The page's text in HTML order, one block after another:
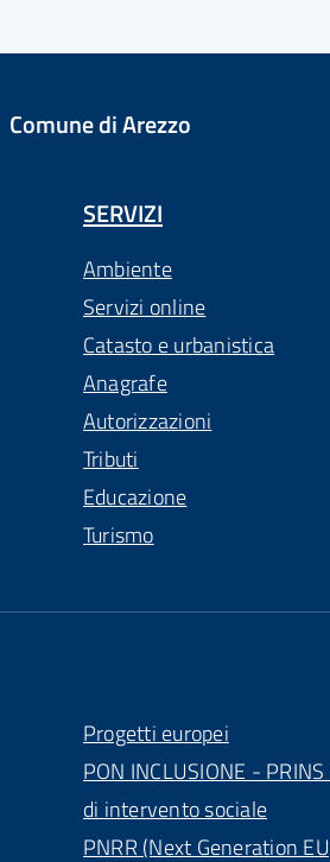
Comune di Arezzo
SERVIZI
Ambiente
Servizi online
Catasto e urbanistica
Anagrafe
Autorizzazioni
Tributi
Educazione
Turismo
Progetti europei
PON INCLUSIONE -
di intervento sociale
PNRR (Next Generation